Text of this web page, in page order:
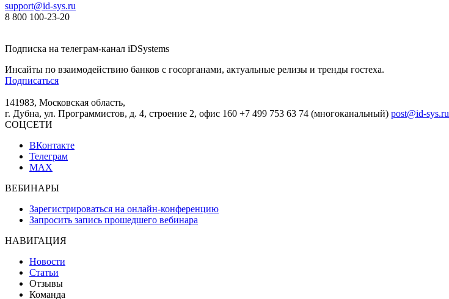
support@id-sys.ru
8 800 100-23-20
Подписка на телеграм-канал iDSystems
Инсайты по взаимодействию банков с госорганами, актуальные релизы и тренды гостеха.
Подписаться
141983, Московская область,
г. Дубна, ул. Программистов, д. 4, строение 2, офис 160 +7 499 753 63 74 (многоканальный) post@id-sys.ru
СОЦСЕТИ
ВКонтакте
Телеграм
MAX
ВЕБИНАРЫ
Зарегистрироваться на онлайн-конференцию
Запросить запись прошедшего вебинара
НАВИГАЦИЯ
Новости
Статьи
Отзывы
Команда